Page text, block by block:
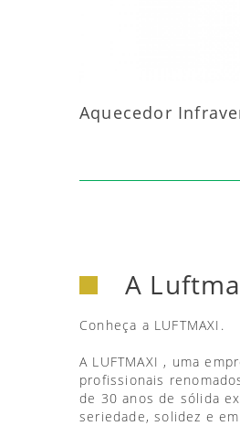
A
Conheça a LUFTMAXI.
A LUFTMAXI , uma
profissionais
de 30 anos de sólida
seriedade, solidez e